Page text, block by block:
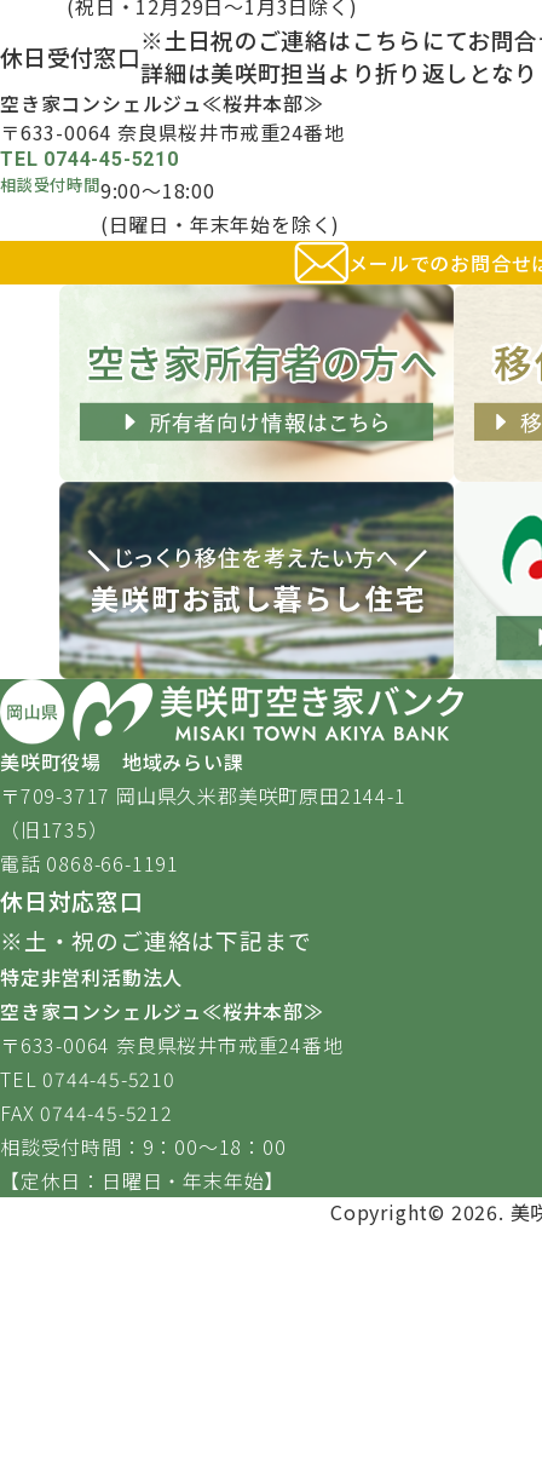
(祝日・12月29日～1月3日除く)
休日受付窓口※土日祝のご連絡はこちらにてお問
詳細は美咲町担当より折り返しとな
空き家コンシェルジュ≪桜井本部≫
〒633-0064 奈良県桜井市戒重24番地
TEL 0744-45-5210
相談受付時間9:00～18:00
(日曜日・年末年始を除く)
メールでのお問合せ
美咲町役場 地域みらい課
〒709-3717 岡山県久米郡美咲町原田2144-1
（旧1735）
電話 0868-66-1191
休日対応窓口
※土・祝のご連絡は下記まで
特定非営利活動法人
空き家コンシェルジュ≪桜井本部≫
〒633-0064 奈良県桜井市戒重24番地
TEL 0744-45-5210
FAX 0744-45-5212
相談受付時間：9：00～18：00
【定休日：日曜日・年末年始】
Copyright© 2026. 美